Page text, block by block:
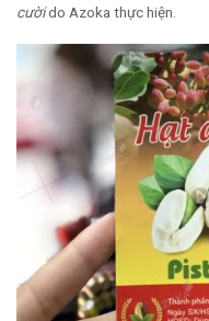
cườido Azoka thực hiện.